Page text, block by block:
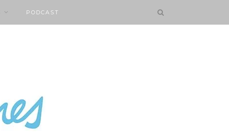
PODCAST